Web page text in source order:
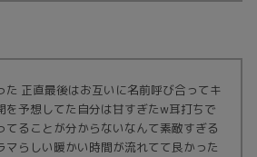
た 正直最後はお互いに名前呼び合ってキ
を予想してた自分は甘すぎたw耳打ちで
てることが分からないなんて素敵すぎる
マらしい暖かい時間が流れてて良かった